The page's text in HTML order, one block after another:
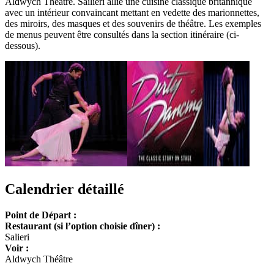
avec un intérieur convaincant mettant en vedette des marionnettes,
des miroirs, des masques et des souvenirs de théâtre. Les exemples
de menus peuvent être consultés dans la section itinéraire (ci-
dessous).
Calendrier détaillé
Point de Départ :
Restaurant (si l’option choisie dîner) :
Salieri
Voir :
Aldwych Théâtre